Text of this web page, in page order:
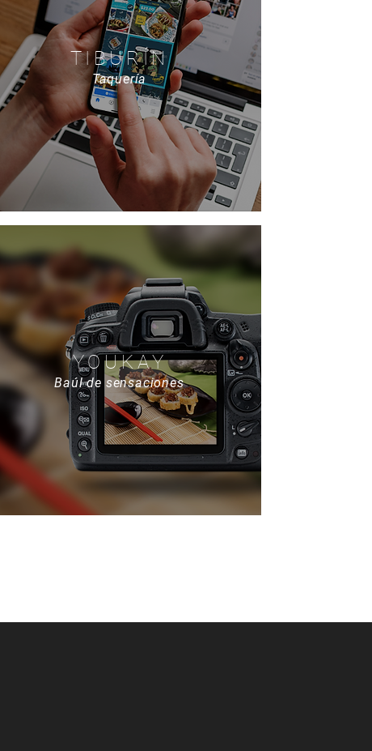
TIBURÍN
Taquería
YOUKAY
Baúl de sensaciones